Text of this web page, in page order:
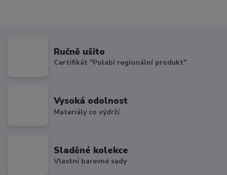
Ručně ušito
Certifikát "Polabí regionální produkt"
Vysoká odolnost
Materiály co výdrží
Sladěné kolekce
Vlastní barevné sady